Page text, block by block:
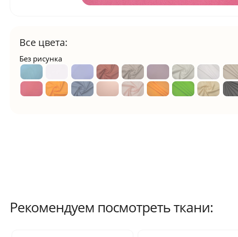
Все цвета:
Без рисунка
Рекомендуем посмотреть ткани: